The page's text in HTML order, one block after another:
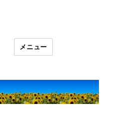
メニュー